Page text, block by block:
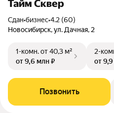
Тайм Сквер
Сдан•бизнес•4.2 (60)
Новосибирск, ул. Дачная, 2
1-комн.от 40,3 м²
от 9,6 млн ₽
2-
от
Позвонить